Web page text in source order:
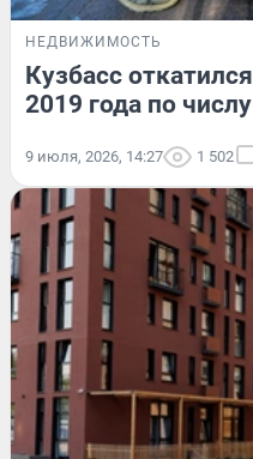
НЕДВИЖИМОСТЬ
Кузбасс
2019 года по
9 июля, 2026, 14:27 1 502